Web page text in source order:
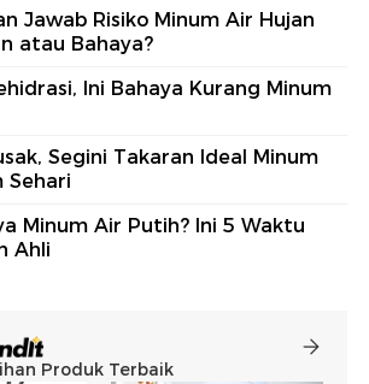
Jawab Risiko Minum Air Hujan
atau Bahaya?
Ini Bahaya Kurang Minum
Segini Takaran Ideal Minum
Sehari
Minum Air Putih? Ini 5 Waktu
Ahli